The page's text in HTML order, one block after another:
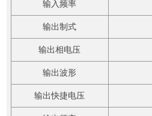
输入频率
输出制式
输出相电压
输出波形
输出快捷电压